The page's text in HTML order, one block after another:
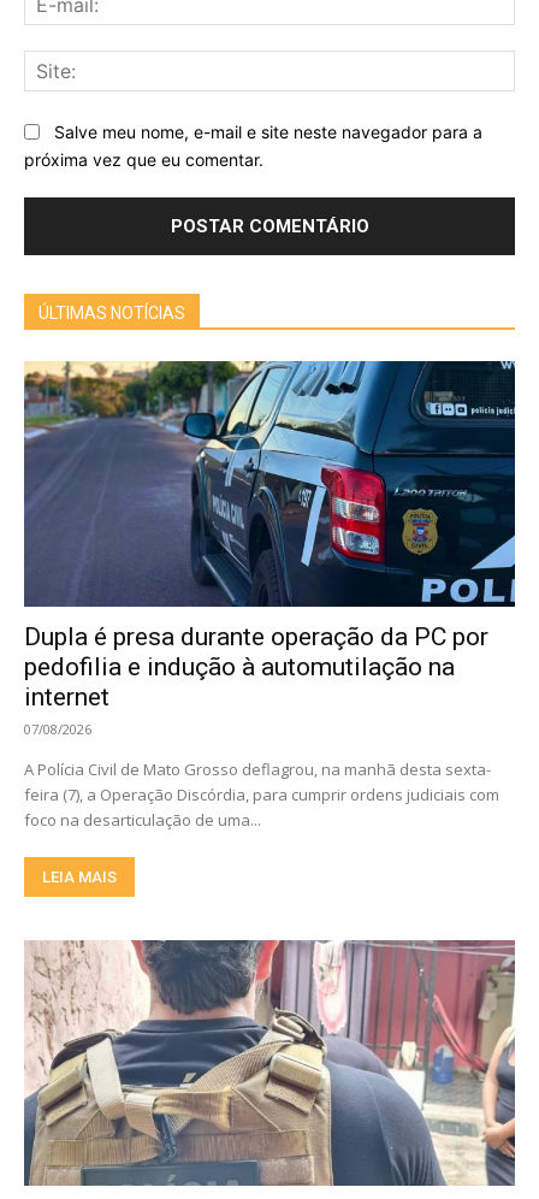
Salve meu nome, e-mail e site neste navegador para a
próxima vez que eu comentar.
ÚLTIMAS NOTÍCIAS
Dupla é presa durante operação da PC por
pedofilia e indução à automutilação na
internet
07/08/2026
A Polícia Civil de Mato Grosso deflagrou, na manhã desta sexta-
feira (7), a Operação Discórdia, para cumprir ordens judiciais com
foco na desarticulação de uma...
LEIA MAIS